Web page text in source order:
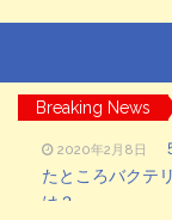
Breaking News
たところバクテ
は？